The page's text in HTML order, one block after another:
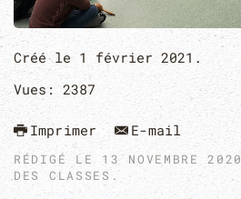
Créé le 1 février 2021 .
Vues: 2387
Imprimer E-mail
RÉDIGÉ LE 13 NOVEMBRE 2020
DES CLASSES .